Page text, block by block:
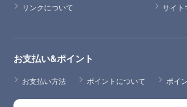
リンクについて
サイト
お支払い&ポイント
お支払い方法 ポイントについて ポイ